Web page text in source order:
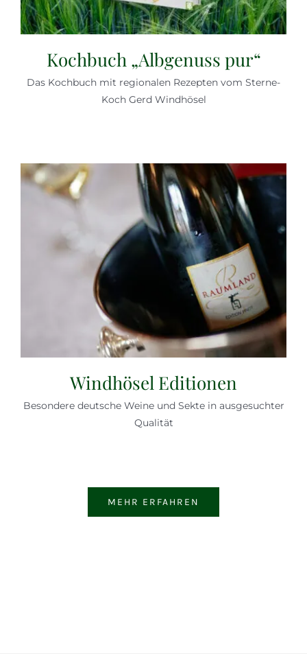
Kochbuch „Albgenuss pur“
Das Kochbuch mit regionalen Rezepten vom Sterne-
Koch Gerd Windhösel
Windhösel Editionen
Besondere deutsche Weine und Sekte in ausgesuchter
Qualität
MEHR ERFAHREN